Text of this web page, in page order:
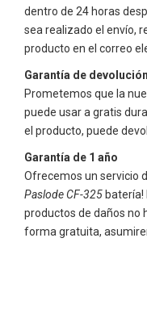
dentro de 24 horas
sea realizado el envío,
producto en el correo
Garantía de
Prometemos que la
puede usar a gratis
el producto, puede
Garantía de 1 año
Ofrecemos un servicio
Paslode CF-325batería!
productos de daños no
forma gratuita,